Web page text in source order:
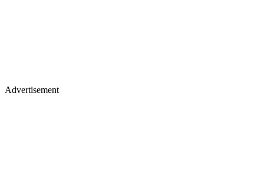
Advertisement